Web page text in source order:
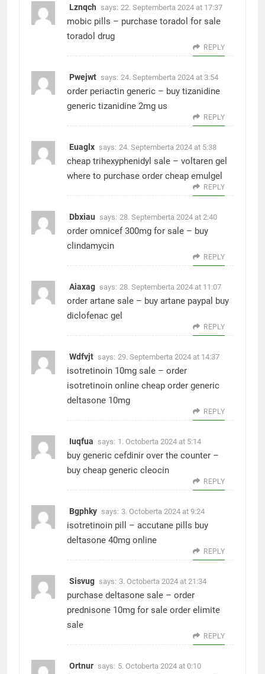
Lznqch says: 22. Septemberta 2024 at 17:37
mobic pills – purchase toradol for sale
toradol drug
REPLY
Pwejwt says: 24. Septemberta 2024 at 3:54
order periactin generic – buy tizanidine
generic tizanidine 2mg us
REPLY
Euaglx says: 24. Septemberta 2024 at 5:38
cheap trihexyphenidyl sale – voltaren gel
where to purchase order cheap emulgel
REPLY
Dbxiau says: 28. Septemberta 2024 at 2:40
order omnicef 300mg for sale – buy
clindamycin
REPLY
Aiaxag says: 28. Septemberta 2024 at 11:07
order artane sale – buy artane paypal buy
diclofenac gel
REPLY
Wdfvjt says: 29. Septemberta 2024 at 14:37
isotretinoin 10mg sale – order
isotretinoin online cheap order generic
deltasone 10mg
REPLY
Iuqfua says: 1. Octoberta 2024 at 5:14
buy generic cefdinir over the counter –
buy cheap generic cleocin
REPLY
Bgphky says: 3. Octoberta 2024 at 9:24
isotretinoin pill – accutane pills buy
deltasone 40mg online
REPLY
Sisvug says: 3. Octoberta 2024 at 21:34
purchase deltasone sale – order
prednisone 10mg for sale order elimite
sale
REPLY
Ortnur says: 5. Octoberta 2024 at 0:10